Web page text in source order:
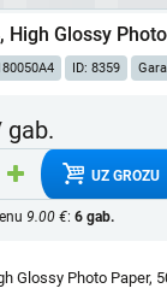
High Glossy
ID: 8359
gab.
UZ GROZU
9.00 €: 6 gab.
Glossy Photo Paper,